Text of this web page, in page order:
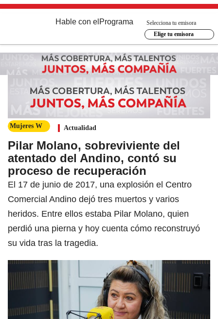
Hable con el Programa
Selecciona tu emisora
Elige tu emisora
Mujeres W Actualidad
Pilar Molano, sobreviviente del
atentado del Andino, contó su
proceso de recuperación
El 17 de junio de 2017, una explosión el Centro
Comercial Andino dejó tres muertos y varios
heridos. Entre ellos estaba Pilar Molano, quien
perdió una pierna y hoy cuenta cómo reconstruyó
su vida tras la tragedia.